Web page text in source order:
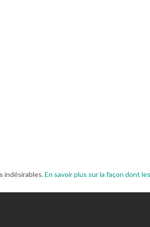
indésirables.En savoir plus sur la façon dont